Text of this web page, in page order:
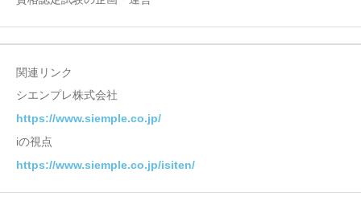
関連リンク
シエンプレ株式会社
https://www.siemple.co.jp/
iの視点
https://www.siemple.co.jp/isiten/